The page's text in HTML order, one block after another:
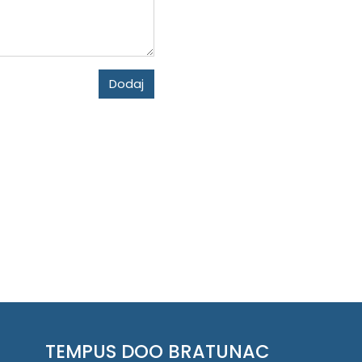
Dodaj
TEMPUS DOO BRATUNAC